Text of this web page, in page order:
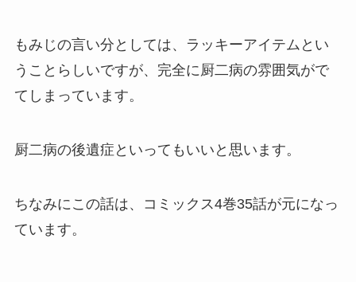
もみじの言い分としては、ラッキーアイテムとい
うことらしいですが、完全に厨二病の雰囲気がで
てしまっています。
厨二病の後遺症といってもいいと思います。
ちなみにこの話は、コミックス4巻35話が元になっ
ています。